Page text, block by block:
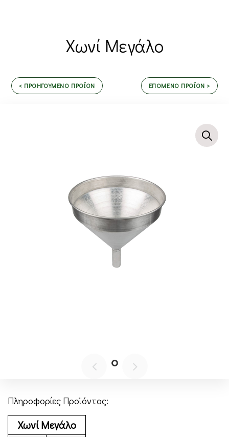
Χωνί Μεγάλο
< ΠΡΟΗΓΟΥΜΕΝΟ ΠΡΟΪΟΝ ΕΠΟΜΕΝΟ ΠΡΟΪΟΝ >
Πληροφορίες Προϊόντος:
Χωνί Μεγάλο